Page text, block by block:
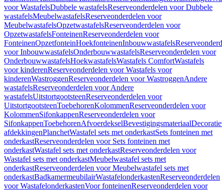
voor WastafelsDubbele wastafelsReserveonderdelen voor Dubbele
wastafelsMeubelwastafelsReserveonderdelen voor
MeubelwastafelsOpzetwastafelsReserveonderdelen voor
OpzetwastafelsFonteinenReserveonderdelen voor
FonteinenOpzetfonteinHoekfonteinenInbouwwastafels
voor InbouwwastafelsOnderbouwwastafelsReserveonderdelen voor
OnderbouwwastafelsHoekwastafelsWastafels ComfortWastafels
voor kinderenReserveonderdelen voor Wastafels voor
kinderenWastroggenReserveonderdelen voor WastroggenAndere
wastafelsReserveonderdelen voor Andere
wastafelsUitstortgootsteenReserveonderdelen voor
UitstortgootsteenToebehorenKolommenReserveonderdelen voor
KolommenSifonkappenReserveonderdelen voor
SifonkappenToebehorenAfvoerdekselBevestigingsmateriaal
afdekkingenPlanchetWastafel sets met onderkastSets fonteinen met
onderkastReserveonderdelen voor Sets fonteinen met
onderkastWastafel sets met onderkastReserveonderdelen voor
Wastafel sets met onderkastMeubelwastafel sets met
onderkastReserveonderdelen voor Meubelwastafel sets met
onderkastBadkamermeubilairWastafelonderkastenReserveonderdelen
voor WastafelonderkastenVoor fonteinenReserveonderdelen voor